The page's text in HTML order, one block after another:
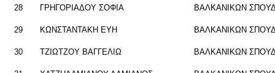
28 ΓΡΗ­ΓΟ­ΡΙΑ­ΔΟΥ ΣΟΦΙΑ ΒΑΛ­ΚΑ­ΝΙ­ΚΩΝ
29 ΚΩΝ­ΣΤΑ­ΝΤΑ­ΚΗ ΕΥΗ ΒΑΛ­ΚΑ­ΝΙ­ΚΩΝ
30 ΤΖΙΩ­ΤΖΟΥ ΒΑΓ­ΓΕ­ΛΙΩ ΒΑΛ­ΚΑ­ΝΙ­ΚΩΝ